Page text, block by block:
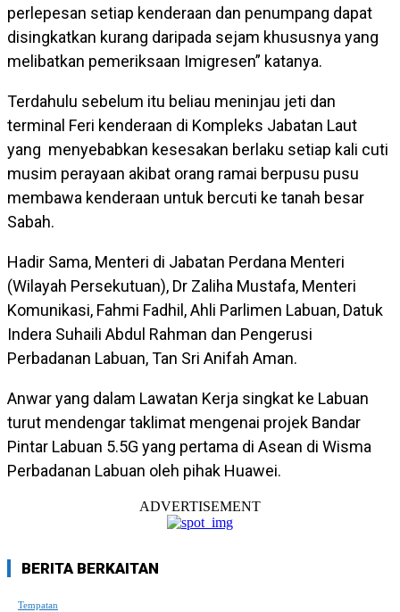
perlepesan setiap kenderaan dan penumpang dapat
disingkatkan kurang daripada sejam khususnya yang
melibatkan pemeriksaan Imigresen” katanya.
Terdahulu sebelum itu beliau meninjau jeti dan
terminal Feri kenderaan di Kompleks Jabatan Laut
yang menyebabkan kesesakan berlaku setiap kali cuti
musim perayaan akibat orang ramai berpusu pusu
membawa kenderaan untuk bercuti ke tanah besar
Sabah.
Hadir Sama, Menteri di Jabatan Perdana Menteri
(Wilayah Persekutuan), Dr Zaliha Mustafa, Menteri
Komunikasi, Fahmi Fadhil, Ahli Parlimen Labuan, Datuk
Indera Suhaili Abdul Rahman dan Pengerusi
Perbadanan Labuan, Tan Sri Anifah Aman.
Anwar yang dalam Lawatan Kerja singkat ke Labuan
turut mendengar taklimat mengenai projek Bandar
Pintar Labuan 5.5G yang pertama di Asean di Wisma
Perbadanan Labuan oleh pihak Huawei.
ADVERTISEMENT
BERITA BERKAITAN
Tempatan